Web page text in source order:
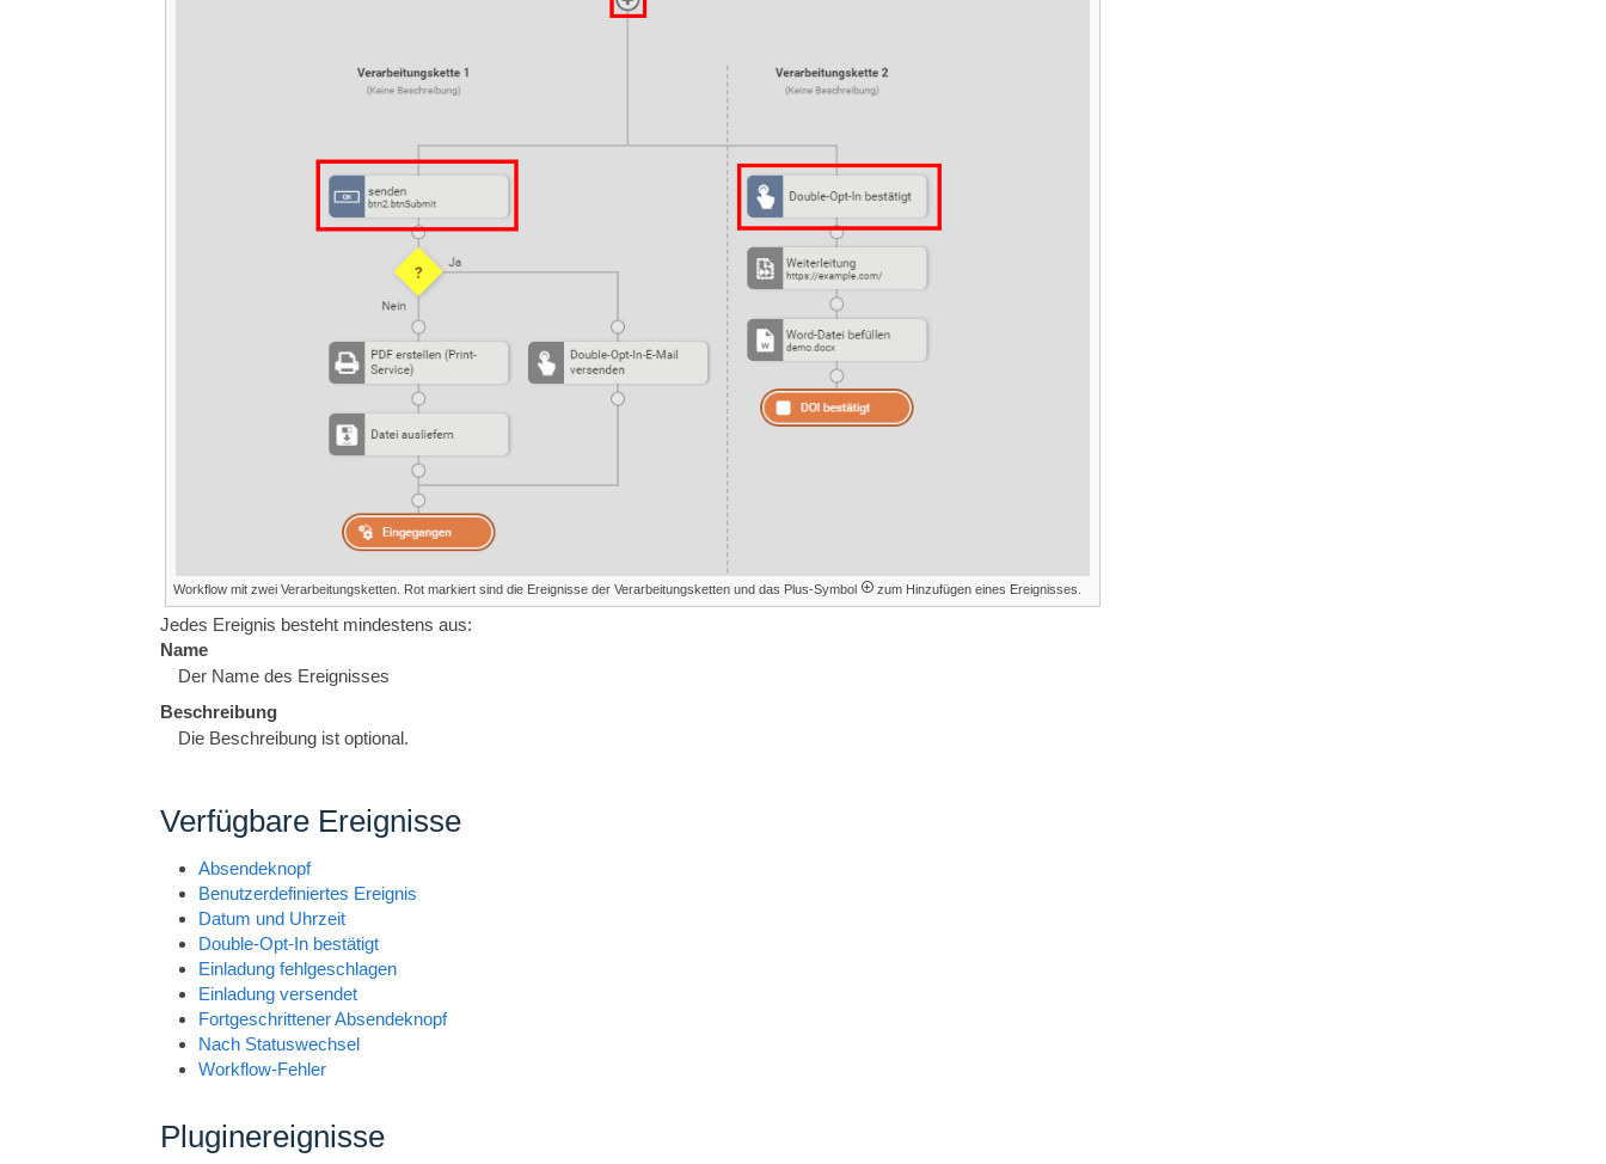
Workflow mit zwei Verarbeitungsketten. Rot markiert sind die Ereignisse der Verarbeitungsketten und das Plus-Symbol zum Hinzufügen eines Ereignisses.
Jedes Ereignis besteht mindestens aus:
Name
Der Name des Ereignisses
Beschreibung
Die Beschreibung ist optional.
Verfügbare Ereignisse
Absendeknopf
Benutzerdefiniertes Ereignis
Datum und Uhrzeit
Double-Opt-In bestätigt
Einladung fehlgeschlagen
Einladung versendet
Fortgeschrittener Absendeknopf
Nach Statuswechsel
Workflow-Fehler
Pluginereignisse